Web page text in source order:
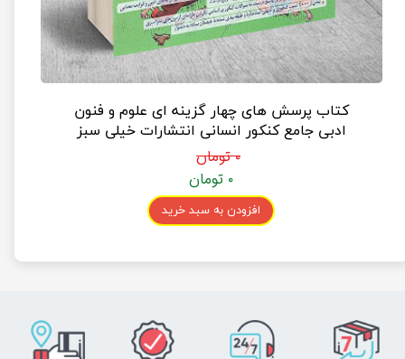
کتاب پرسش های چهار گزینه ای علوم و فنون
ادبی جامع کنکور انسانی انتشارات خیلی سبز
۰ تومان
۰ تومان
افزودن به سبد خرید